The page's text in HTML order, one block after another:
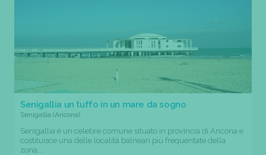
Senigallia un tuffo in un mare da sogno
Senigallia (Ancona)
Senigallia è un celebre comune situato in provincia di Ancona e
costituisce una delle località balneari più frequentate della
zona....